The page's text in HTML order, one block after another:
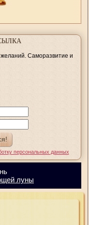
Саморазвитие и
персональных данных
луны